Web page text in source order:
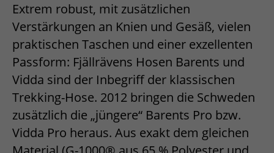
Extrem robust, mit zusätzlichen
Verstärkungen an Knien und Gesäß, vielen
praktischen Taschen und einer exzellenten
Passform: Fjällrävens Hosen Barents und
Vidda sind der Inbegriff der klassischen
Trekking-Hose. 2012 bringen die Schweden
zusätzlich die „jüngere“ Barents Pro bzw.
Vidda Pro heraus. Aus exakt dem gleichen